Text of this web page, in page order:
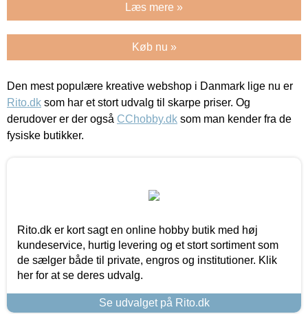
Læs mere »
Køb nu »
Den mest populære kreative webshop i Danmark lige nu er
Rito.dk som har et stort udvalg til skarpe priser. Og
derudover er der også CChobby.dk som man kender fra de
fysiske butikker.
Rito.dk er kort sagt en online hobby butik med høj
kundeservice, hurtig levering og et stort sortiment som
de sælger både til private, engros og institutioner. Klik
her for at se deres udvalg.
Se udvalget på Rito.dk